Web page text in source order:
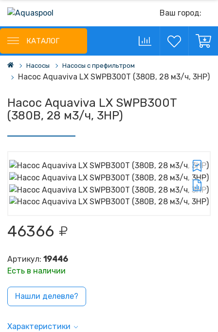
Ваш город:
КАТАЛОГ
Насосы Насосы с префильтром
Насос Aquaviva LX SWPB300T (380В, 28 м3/ч, 3HP)
Насос Aquaviva LX SWPB300T
(380В, 28 м3/ч, 3HP)
46366
Артикул: 19446
Есть в наличии
Нашли делевле?
Характеристики